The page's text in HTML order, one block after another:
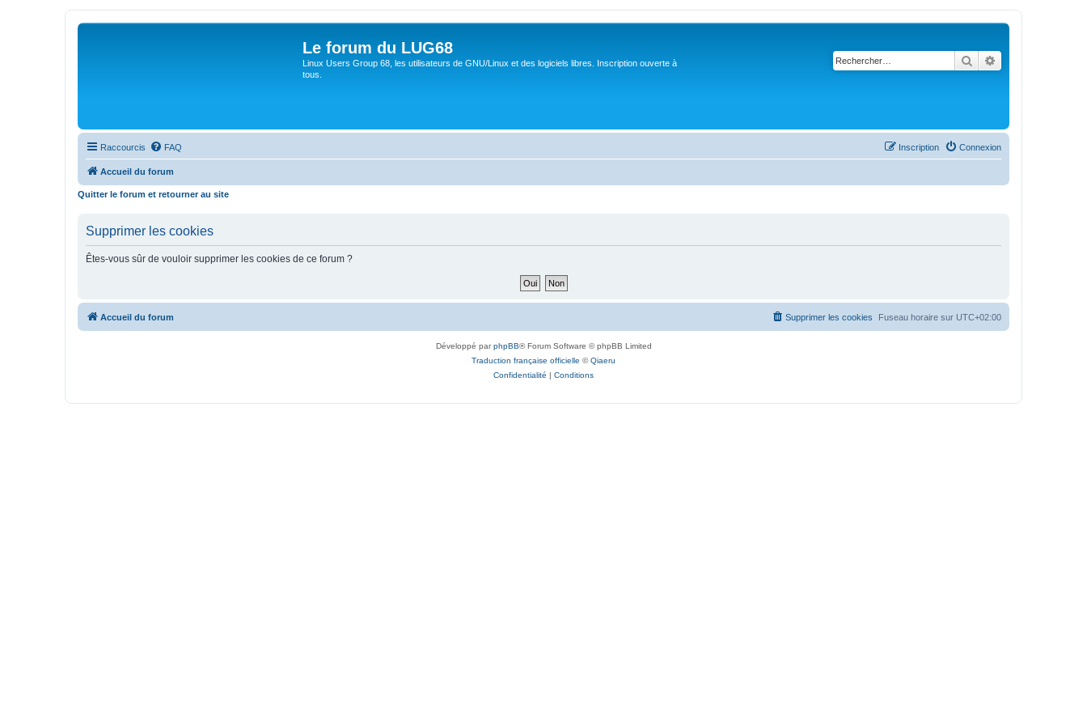
Le forum du LUG68
Linux Users Group 68, les utilisateurs de GNU/Linux et des logiciels libres. Inscription ouverte à
tous.
Rechercher
Raccourcis FAQ Connexion
Inscription
Accueil du forum
Quitter le forum et retourner au site
Supprimer les cookies
Êtes-vous sûr de vouloir supprimer les cookies de ce forum ?
Accueil du forum Fuseau horaire sur UTC+02:00
Supprimer les cookies
Développé parphpBB® Forum Software © phpBB Limited
Traduction française officielle ©Qiaeru
Confidentialité | Conditions